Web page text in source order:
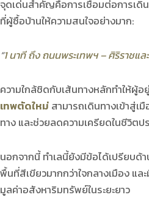
จุดเด่นสำคัญคือการเชื่อมต่อการเดิน
ที่ผู้ซื้อบ้านให้ความสนใจอย่างมาก:
“1 นาที ถึง ถนนพระเทพฯ – ศิริราช
ความใกล้ชิดกับเส้นทางหลักทำให้ผู้อ
เทพตัดใหม่ สามารถเดินทางเข้าสู่เ
ทาง และช่วยลดความเครียดในชีวิต
นอกจากนี้ ทำเลนี้ยังมีข้อได้เปรียบ
พื้นที่สีเขียวมากกว่าใจกลางเมือง แ
มูลค่าอสังหาริมทรัพย์ในระยะยาว